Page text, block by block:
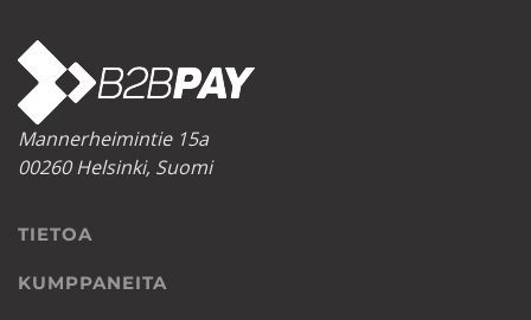
Mannerheimintie 15a
00260 Helsinki, Suomi
TIETOA
KUMPPANEITA